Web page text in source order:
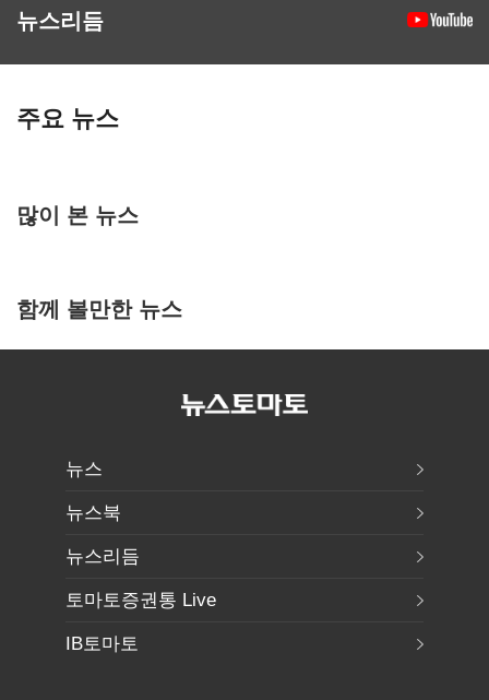
뉴스리듬
주요 뉴스
많이 본 뉴스
함께 볼만한 뉴스
뉴스
뉴스북
뉴스리듬
토마토증권통 Live
IB토마토